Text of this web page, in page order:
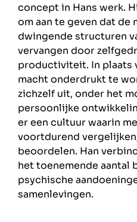
concept in Hans werk.
om aan te geven dat de
dwingende structuren
vervangen door
productiviteit. In plaats
macht onderdrukt te
zichzelf uit, onder het
persoonlijke
er een cultuur waarin
voortdurend
beoordelen. Han
het toenemende aantal
psychische
samenlevingen.